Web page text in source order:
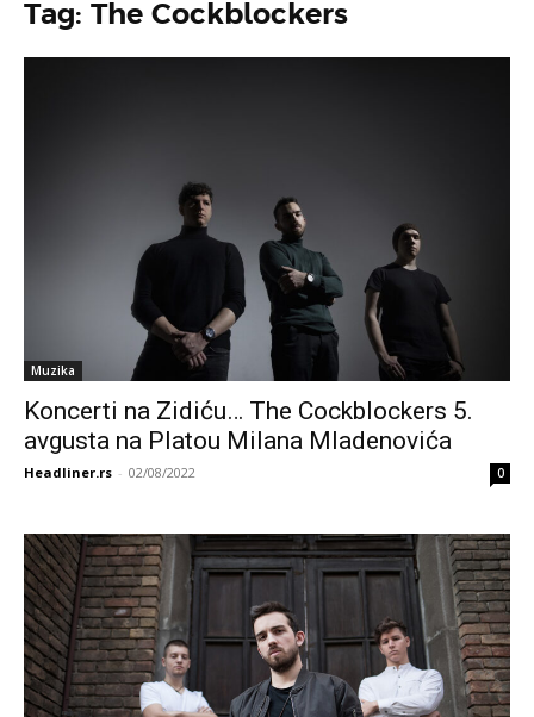
Tag: The Cockblockers
Muzika
Koncerti na Zidiću… The Cockblockers 5.
avgusta na Platou Milana Mladenovića
Headliner.rs - 02/08/2022 0